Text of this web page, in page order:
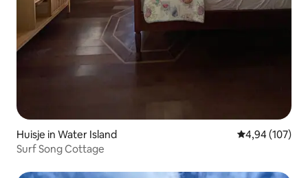
Huisje in Water Island Gemiddelde
4,94 (107)
Surf Song Cottage